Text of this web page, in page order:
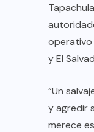
operativo
y El
“Un
y agredir
merece